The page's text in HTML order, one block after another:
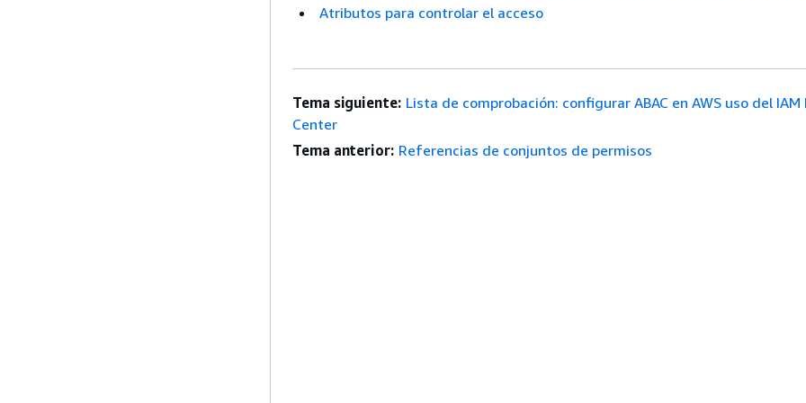
Atributos para controlar el acceso
Tema siguiente: Lista de comprobación: configurar ABAC en AWS uso del
Center
Tema anterior: Referencias de conjuntos de permisos